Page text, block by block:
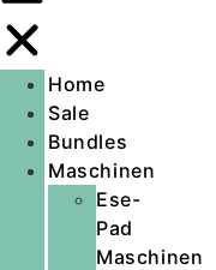
Home
Sale
Bundles
Maschinen
Ese-
Pad
Maschinen